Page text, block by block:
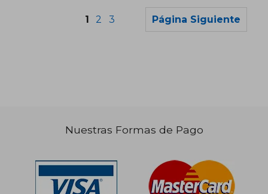
dcto. $ 79.965 dcto.
Rápido
1 2 3 Página Siguiente
Nuestras Formas de Pago